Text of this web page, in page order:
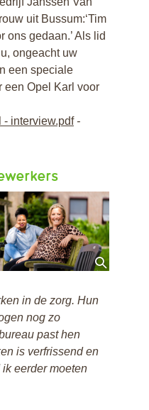
uit Bussum:‘Tim
ons gedaan.’ Als lid
ongeacht uw
een speciale
een Opel Karl voor
- interview.pdf
in de zorg. Hun
nog zo
past hen
is verfrissend en
eerder moeten